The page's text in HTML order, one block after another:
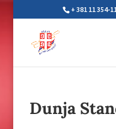
+ 381 11 354-
Dunja